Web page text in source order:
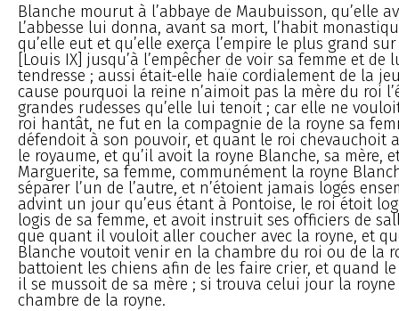
Blanche mourut à l’abbaye de Maubuisson, qu’elle
L’abbesse lui donna, avant sa mort, l’habit
qu’elle eut et qu’elle exerça l’empire le plus grand
[Louis IX] jusqu’à l’empêcher de voir sa femme et de
tendresse ; aussi était-elle haïe cordialement de la
cause pourquoi la reine n’aimoit pas la mère du roi
grandes rudesses qu’elle lui tenoit ; car elle ne
roi hantât, ne fut en la compagnie de la royne sa
défendoit à son pouvoir, et quant le roi chevauchoit
le royaume, et qu’il avoit la royne Blanche, sa mère,
Marguerite, sa femme, communément la royne
séparer l’un de l’autre, et n’étoient jamais logés
advint un jour qu’eus étant à Pontoise, le roi étoit
logis de sa femme, et avoit instruit ses officiers de
que quant il vouloit aller coucher avec la royne, et
Blanche voutoit venir en la chambre du roi ou de la
battoient les chiens afin de les faire crier, et quand
il se mussoit de sa mère ; si trouva celui jour la
chambre de la royne.